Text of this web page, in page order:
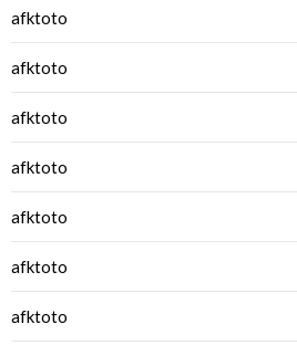
afktoto
afktoto
afktoto
afktoto
afktoto
afktoto
afktoto